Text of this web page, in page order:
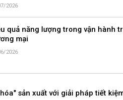
2026
quả năng lượng trong vận hành
mại
2026
sản xuất với giải pháp tiết